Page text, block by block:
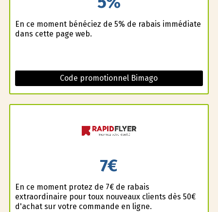
En ce moment bénéficiez de 5% de rabais immédiate
dans cette page web.
Code promotionnel Bimago
7€
En ce moment profitez de 7€ de rabais
extraordinaire pour toux nouveaux clients dès 50€
d'achat sur votre commande en ligne.